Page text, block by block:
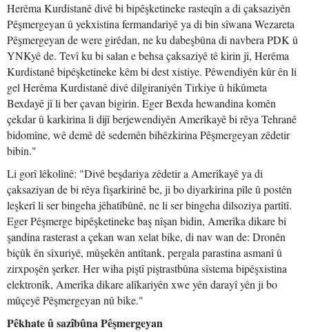
Herêma Kurdistanê divê bi bipêşketineke rasteqîn a di çaksaziyên
Pêşmergeyan û yekxistina fermandariyê ya di bin sîwana Wezareta
Pêşmergeyan de were girêdan, ne ku dabeşbûna di navbera PDK û
YNKyê de. Tevî ku bi salan e behsa çaksaziyê tê kirin jî, Herêma
Kurdistanê bipêşketineke kêm bi dest xistiye. Pêwendiyên kûr ên li
gel Herêma Kurdistanê divê dilgiraniyên Tirkiye û hikûmeta
Bexdayê jî li ber çavan bigirin. Eger Bexda hewandina komên
çekdar û karkirina li dijî berjewendiyên Amerîkayê bi rêya Tehranê
bidomîne, wê demê dê sedemên bihêzkirina Pêşmergeyan zêdetir
bibin."
Li gorî lêkolînê: "Divê beşdariya zêdetir a Amerîkayê ya di
çaksaziyan de bi rêya fişarkirinê be, ji bo diyarkirina pîle û postên
leşkerî li ser bingeha jêhatîbûnê, ne li ser bingeha dilsoziya partîtî.
Eger Pêşmerge bipêşketineke baş nîşan bidin, Amerîka dikare bi
şandina rasterast a çekan wan xelat bike, di nav wan de: Dronên
biçûk ên sîxuriyê, mûşekên antîtank, pergala parastina asmanî û
zirxpoşên şerker. Her wiha piştî piştrastbûna sîstema bipêşxistina
elektronîk, Amerîka dikare alîkariyên xwe yên darayî yên ji bo
mûçeyê Pêşmergeyan nû bike."
Pêkhate û sazîbûna Pêşmergeyan